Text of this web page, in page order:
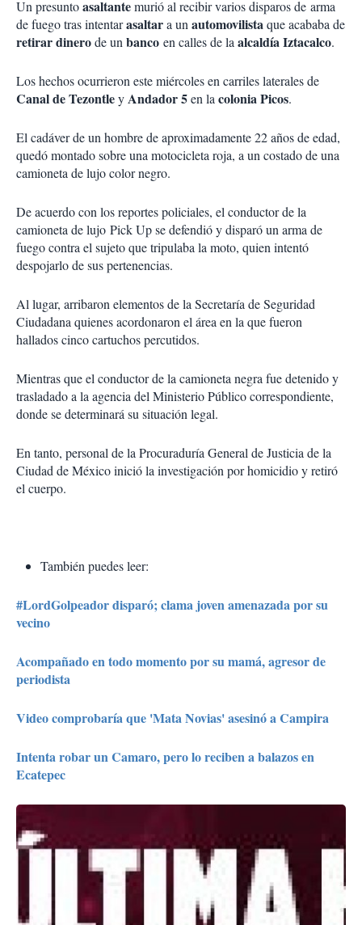
Un presuntoasaltantemurió al recibir varios disparos de arma
de fuego tras intentarasaltara un automovilistaque acababa de
retirar dinerode un banco en calles de la alcaldía Iztacalco.
Los hechos ocurrieron este miércoles en carriles laterales de
Canal de TezontleyAndador 5en la colonia Picos.
El cadáver de un hombre de aproximadamente 22 años de edad,
quedó montado sobre una motocicleta roja, a un costado de una
camioneta de lujo color negro.
De acuerdo con los reportes policiales, el conductor de la
camioneta de lujo Pick Up se defendió y disparó un arma de
fuego contra el sujeto que tripulaba la moto, quien intentó
despojarlo de sus pertenencias.
Al lugar, arribaron elementos de la Secretaría de Seguridad
Ciudadana quienes acordonaron el área en la que fueron
hallados cinco cartuchos percutidos.
Mientras que el conductor de la camioneta negra fue detenido y
trasladado a la agencia del Ministerio Público correspondiente,
donde se determinará su situación legal.
En tanto, personal de la Procuraduría General de Justicia de la
Ciudad de México inició la investigación por homicidio y retiró
el cuerpo.
También puedes leer:
#LordGolpeador disparó; clama joven amenazada por su
vecino
Acompañado en todo momento por su mamá, agresor de
periodista
Video comprobaría que 'Mata Novias' asesinó a Campira
Intenta robar un Camaro, pero lo reciben a balazos en
Ecatepec